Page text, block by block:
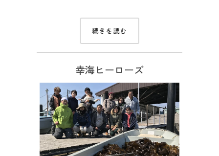
続きを読む
幸海ヒーローズ